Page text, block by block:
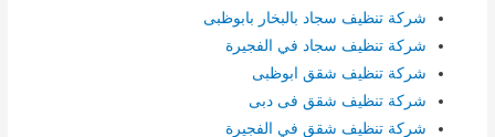
شركة تنظيف سجاد بالبخار بابوظبى
شركة تنظيف سجاد في الفجيرة
شركة تنظيف شقق ابوظبى
شركة تنظيف شقق فى دبى
شركة تنظيف شقق في الفجيرة